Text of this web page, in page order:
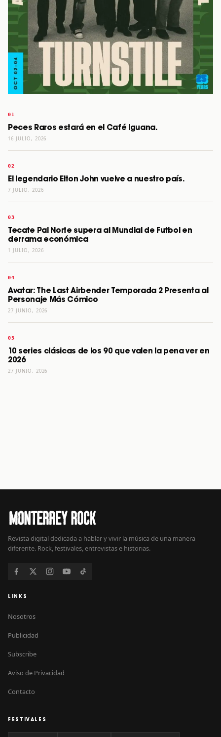
Peces Raros estará en el Café Iguana.
16 JULIO, 2026
El legendario Elton John vuelve a nuestro país.
7 JULIO, 2026
Tecate Pal Norte supera al Mundial de Futbol en
derrama económica
1 JULIO, 2026
Avatar: The Last Airbender Temporada 2 Presenta al
Personaje Más Cómico
27 JUNIO, 2026
10 series clásicas de los 90 que valen la pena ver en
2026
27 JUNIO, 2026
Revista digital dedicada a hablar y vivir la música de una manera
diferente. Rock, festivales, entrevistas e historias.
LINKS
Nosotros
Publicidad
Subscribe
Aviso de Privacidad
Contacto
FESTIVALES